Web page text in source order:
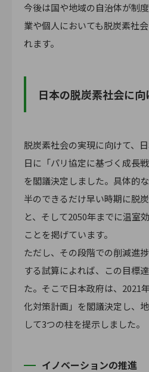
今後は国や地域の自治体が制
業や個人においても脱炭素社
れます。
日本の脱炭素社会に
脱炭素社会の実現に向けて、
日に「パリ協定に基づく成長
を閣議決定しました。具体的
半のできるだけ早い時期に脱
と、そして2050年までに温室
ことを掲げています。
ただし、その段階での削減進
する試算によれば、この目標
た。そこで日本政府は、2021
化対策計画」を閣議決定し、
して3つの柱を提示しました。
イノベーションの推進